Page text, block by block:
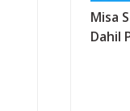
Misa
Dahil